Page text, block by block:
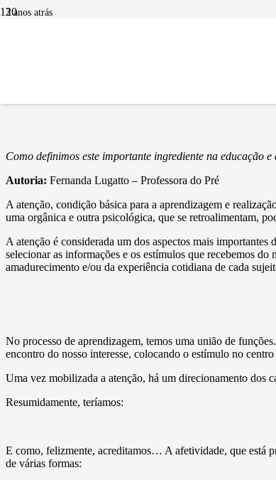
3 anos atrás
Como definimos este importante ingrediente na educação
Autoria: Fernanda Lugatto – Professora do Pré
A atenção, condição básica para a aprendizagem e
uma orgânica e outra psicológica, que se retroalimentam,
A atenção é considerada um dos aspectos mais
selecionar as informações e os estímulos que recebemos
amadurecimento e/ou da experiência cotidiana de cada
No processo de aprendizagem, temos uma união de
encontro do nosso interesse, colocando o estímulo no centro
Uma vez mobilizada a atenção, há um direcionamento dos
Resumidamente, teríamos:
E como, felizmente, acreditamos… A afetividade, que está
de várias formas: